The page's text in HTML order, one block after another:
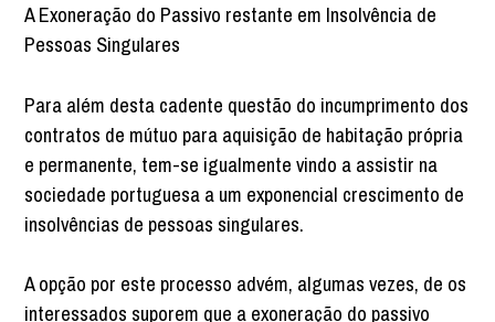
A Exoneração do Passivo restante em Insolvência de
Pessoas Singulares
Para além desta cadente questão do incumprimento dos
contratos de mútuo para aquisição de habitação própria
e permanente, tem-se igualmente vindo a assistir na
sociedade portuguesa a um exponencial crescimento de
insolvências de pessoas singulares.
A opção por este processo advém, algumas vezes, de os
interessados suporem que a exoneração do passivo